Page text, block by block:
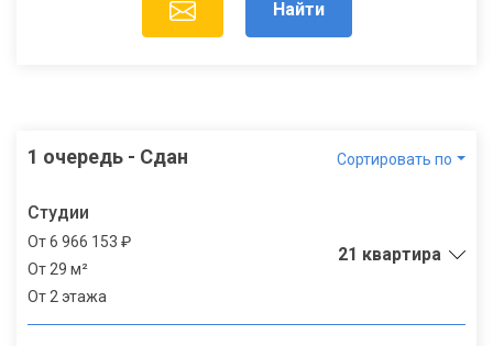
Найти
1 очередь - Сдан Сортировать по
Студии
От 6 966 153 ₽
От 29 м²
От 2 этажа
21 квартира